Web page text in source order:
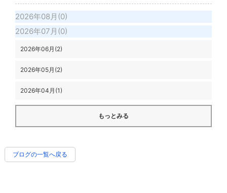
2026年08月(0)
2026年07月(0)
2026年06月(2)
2026年05月(2)
2026年04月(1)
もっとみる
ブログの一覧へ戻る